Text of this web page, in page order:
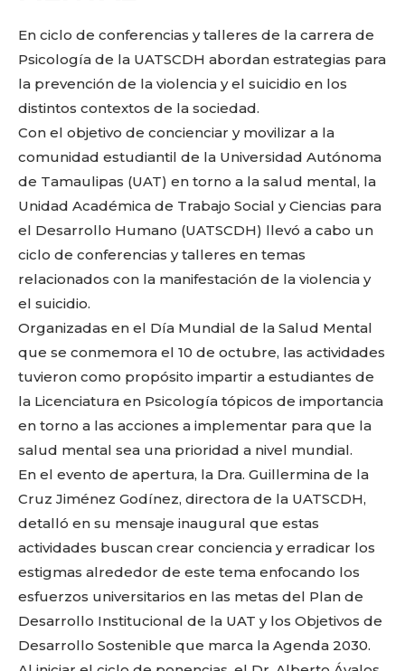
k
En ciclo de conferencias y talleres de la carrera de
Psicología de la UATSCDH abordan estrategias para
la prevención de la violencia y el suicidio en los
distintos contextos de la sociedad.
Con el objetivo de concienciar y movilizar a la
comunidad estudiantil de la Universidad Autónoma
de Tamaulipas (UAT) en torno a la salud mental, la
Unidad Académica de Trabajo Social y Ciencias para
el Desarrollo Humano (UATSCDH) llevó a cabo un
ciclo de conferencias y talleres en temas
relacionados con la manifestación de la violencia y
el suicidio.
Organizadas en el Día Mundial de la Salud Mental
que se conmemora el 10 de octubre, las actividades
tuvieron como propósito impartir a estudiantes de
la Licenciatura en Psicología tópicos de importancia
en torno a las acciones a implementar para que la
salud mental sea una prioridad a nivel mundial.
En el evento de apertura, la Dra. Guillermina de la
Cruz Jiménez Godínez, directora de la UATSCDH,
detalló en su mensaje inaugural que estas
actividades buscan crear conciencia y erradicar los
estigmas alrededor de este tema enfocando los
esfuerzos universitarios en las metas del Plan de
Desarrollo Institucional de la UAT y los Objetivos de
Desarrollo Sostenible que marca la Agenda 2030.